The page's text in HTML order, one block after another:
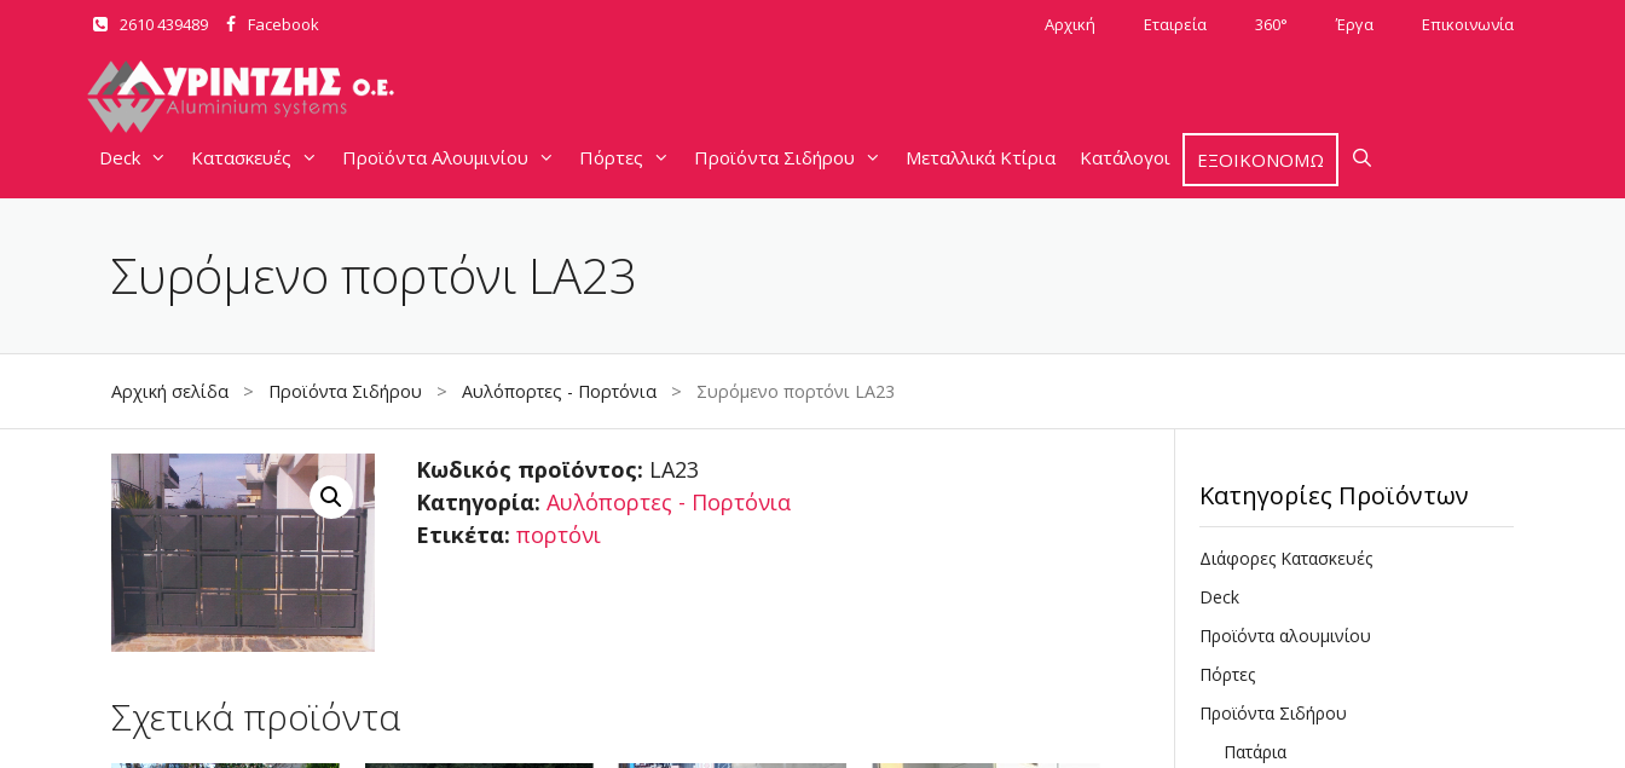
Μετάβαση
περιεχόμενο
2610 439489 Facebook Αρχική Εταιρεία 360° Έργα Επικοινωνία
Deck Κατασκευές Προϊόντα Αλουμινίου Πόρτες Προϊόντα Σιδήρου Μεταλλικά Κτίρια Κατάλογοι ΕΞΟΙΚΟΝΟΜΩ
Συρόμενο πορτόνι LA23
Αρχική σελίδα > Προϊόντα Σιδήρου > Αυλόπορτες - Πορτόνια > Συρόμενο πορτόνι LA23
Κωδικός προϊόντος: LA23
Κατηγορία: Αυλόπορτες - Πορτόνια
Ετικέτα: πορτόνι
Σχετικά προϊόντα
Κατηγορίες Προϊόντων
Διάφορες Κατασκευές
Deck
Προϊόντα αλουμινίου
Πόρτες
Προϊόντα Σιδήρου
Πατάρια